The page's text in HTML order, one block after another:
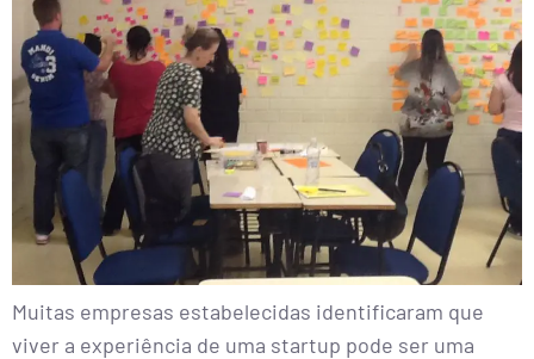
Muitas empresas estabelecidas identificaram que
viver a experiência de uma startup pode ser uma